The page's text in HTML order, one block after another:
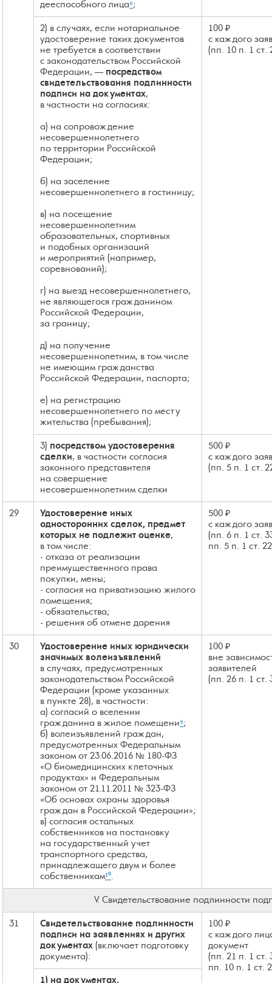
дееспособного лица⁸;
2) в случаях, если нотариальное
удостоверение таких документов
не требуется в соответствии
с законодательством Российской
Федерации, — посредством
свидетельствования подлинности
подписи на документах,
в частности на согласиях:
а) на сопровождение
несовершеннолетнего
по территории Российской
Федерации;
б) на заселение
несовершеннолетнего в гостиницу;
в) на посещение
несовершеннолетним
образовательных, спортивных
и подобных организаций
и мероприятий (например,
соревнований);
г) на выезд несовершеннолетнего,
не являющегося гражданином
Российской Федерации,
за границу;
д) на получение
несовершеннолетним, в том числе
не имеющим гражданства
Российской Федерации, паспорта;
е) на регистрацию
несовершеннолетнего по месту
жительства (пребывания);
100 ₽
с каждого
(пп. 10 п. 1 ст.
3) посредством удостоверения
сделки, в частности согласия
законного представителя
на совершение
несовершеннолетним сделки
500 ₽
с каждого
(пп. 5 п. 1 ст.
29
Удостоверение иных
односторонних сделок, предмет
которых не подлежит оценке,
в том числе:
- отказа от реализации
преимущественного права
покупки, мены;
- согласия на приватизацию жилого
помещения;
- обязательства;
- решения об отмене дарения
500 ₽
с каждого
(пп. 6 п. 1 ст.
пп. 5 п. 1 ст.
30
Удостоверение иных юридически
значимых волеизъявлений
в случаях, предусмотренных
законодательством Российской
Федерации (кроме указанных
в пункте 28), в частности:
а) согласий о вселении
гражданина в жилое помещени⁹;
б) волеизъявлений граждан,
предусмотренных Федеральным
законом от 23.06.2016 № 180-ФЗ
«О биомедицинских клеточных
продуктах» и Федеральным
законом от 21.11.2011 № 323-ФЗ
«Об основах охраны здоровья
граждан в Российской Федерации»;
в) согласия остальных
собственников на постановку
на государственный учет
транспортного средства,
принадлежащего двум и более
собственникам¹⁰.
100 ₽
вне
заявителей
(пп. 26 п. 1 ст.
V. Свидетельствование подлинности
31
Свидетельствование подлинности
подписи на заявлениях и других
документах (включает подготовку
документа):
100 ₽
с каждого
документ
(пп. 21 п. 1 ст.
пп. 10 п. 1 ст.
1) на документах,